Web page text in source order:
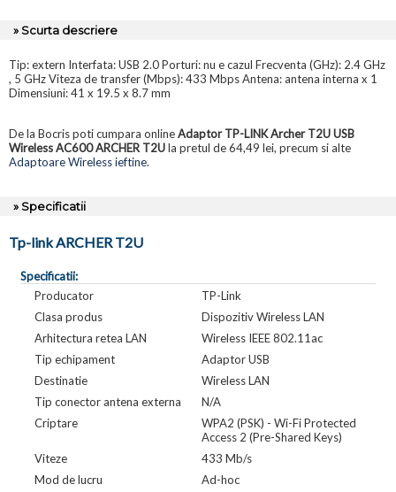
» Scurta descriere
Tip: extern Interfata: USB 2.0 Porturi: nu e cazul Frecventa (GHz): 2.4 GHz
, 5 GHz Viteza de transfer (Mbps): 433 Mbps Antena: antena interna x 1
Dimensiuni: 41 x 19.5 x 8.7 mm
De la Bocris poti cumpara onlineAdaptor TP-LINK Archer T2U USB
Wireless AC600 ARCHER T2Ula pretul de 64,49 lei, precum si alte
Adaptoare Wireless ieftine.
» Specificatii
Tp-link ARCHER T2U
Specificatii:
Producator
TP-Link
Clasa produs
Dispozitiv Wireless LAN
Arhitectura retea LAN
Wireless IEEE 802.11ac
Tip echipament
Adaptor USB
Destinatie
Wireless LAN
Tip conector antena externa
N/A
Criptare
WPA2 (PSK) - Wi-Fi Protected
Access 2 (Pre-Shared Keys)
Viteze
433 Mb/s
Mod de lucru
Ad-hoc